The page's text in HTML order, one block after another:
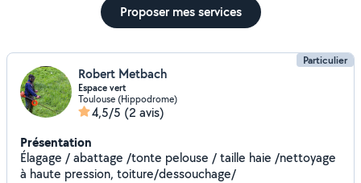
Proposer mes services
Particulier
Robert Metbach
Espace vert
Toulouse (Hippodrome)
4,5/5 (2 avis)
Présentation
Élagage / abattage /tonte pelouse / taille haie /nettoyage
à haute pression, toiture/dessouchage/